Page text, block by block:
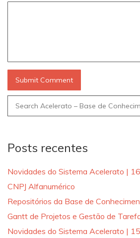
Search
for:
Posts recentes
Novidades do Sistema Acelerato |
CNPJ Alfanumérico
Repositórios da Base de
Gantt de Projetos e Gestão de
Novidades do Sistema Acelerato |